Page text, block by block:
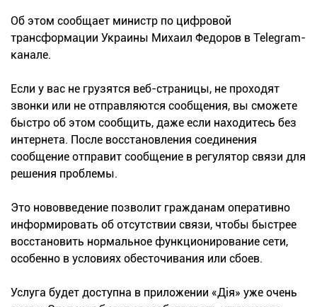
Об этом сообщает министр по цифровой
трансформации Украины Михаил Федоров в Telegram-
канале.
Если у вас не грузятся веб-страницы, не проходят
звонки или не отправляются сообщения, вы сможете
быстро об этом сообщить, даже если находитесь без
интернета. После восстановления соединения
сообщение отправит сообщение в регулятор связи для
решения проблемы.
Это нововведение позволит гражданам оперативно
информировать об отсутствии связи, чтобы быстрее
восстановить нормальное функционирование сети,
особенно в условиях обесточивания или сбоев.
Услуга будет доступна в приложении «Дія» уже очень